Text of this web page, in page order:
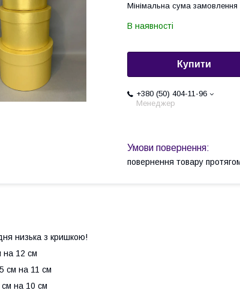
Мінімальна сума
В наявності
Купити
+380 (50) 404-11-96
Менеджер
повернення товару
низька з кришкою!
на 12 см
см на 11 см
на 10 см